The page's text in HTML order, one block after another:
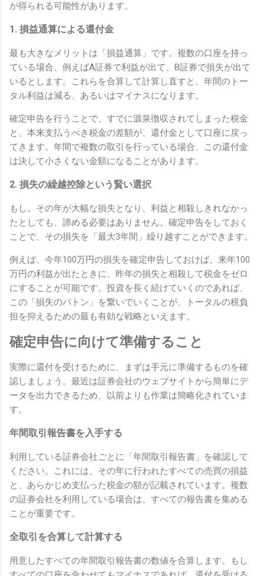
が得られる可能性があります。
1. 損益通算による還付金
最も大きなメリットは「損益通算」です。複数の口座を持っ
ている場合、例えばA証券で利益が出て、B証券で損失が出て
いるとします。これらを合算して計算し直すと、年間のトー
タル利益は減る、あるいはマイナスになります。
確定申告を行うことで、すでに源泉徴収されてしまった税金
と、本来支払うべき税金の差額が、還付金として口座に戻っ
てきます。年間で複数の取引を行っている場合、この還付金
は決して小さくない金額になることがあります。
2. 損失の繰越控除という賢い選択
もし、その年が大幅な損失となり、利益と相殺しきれなかっ
たとしても、諦める必要はありません。確定申告をしておく
ことで、その損失を「最大3年間」繰り越すことができます。
例えば、今年100万円の損失を確定申告しておけば、来年100
万円の利益が出たときに、昨年の損失と相殺して税金をゼロ
にすることが可能です。投資を長く続けていくのであれば、
この「損失のバトン」を繋いでいくことが、トータルの税負
担を抑えるための最も有効な戦略といえます。
確定申告に向けて準備すること
実際に還付を受けるために、まずは手元に準備するものを確
認しましょう。最近は証券会社のウェブサイトから簡単にデ
ータを出力できるため、以前よりも作業は簡略化されていま
す。
年間取引報告書を入手する
利用している証券会社ごとに「年間取引報告書」を確認して
ください。これには、その年に行われたすべての売買の損益
と、あらかじめ支払った税金の額が記載されています。複数
の証券会社を利用している場合は、すべての報告書を集める
ことが重要です。
全取引を合算して計算する
用意したすべての年間取引報告書の数値を合算します。もし